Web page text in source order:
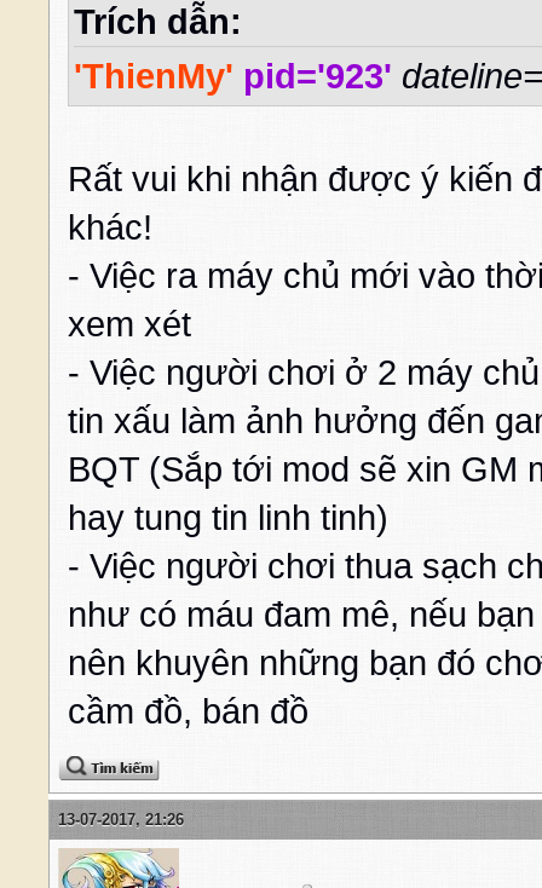
Trích dẫn:
'ThienMy' pid='923'
Rất vui khi nhận được ý kiến
khác!
- Việc ra máy chủ mới vào
xem xét
- Việc người chơi ở 2 máy
tin xấu làm ảnh hưởng đến
BQT (Sắp tới mod sẽ xin GM
hay tung tin linh tinh)
- Việc người chơi thua sạch
như có máu đam mê, nếu
nên khuyên những bạn đó
cầm đồ, bán đồ
13-07-2017, 21:26